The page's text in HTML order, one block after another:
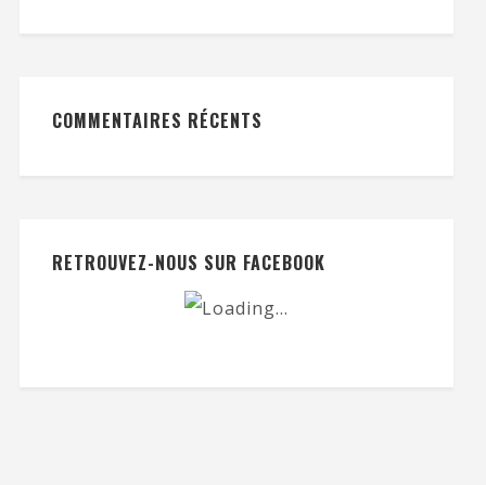
COMMENTAIRES RÉCENTS
RETROUVEZ-NOUS SUR FACEBOOK